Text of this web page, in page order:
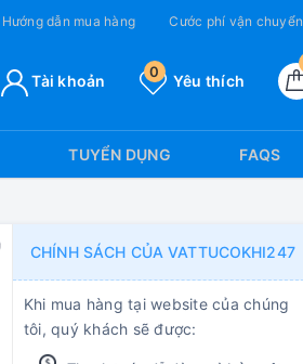
Hướng dẫn mua hàng Cước phí vận chuyển
Yêu thích
0
Tài khoản
TUYỂN DỤNG FAQS
CHÍNH SÁCH CỦA VATTUCOKHI247
Khi mua hàng tại website của chúng
tôi, quý khách sẽ được: